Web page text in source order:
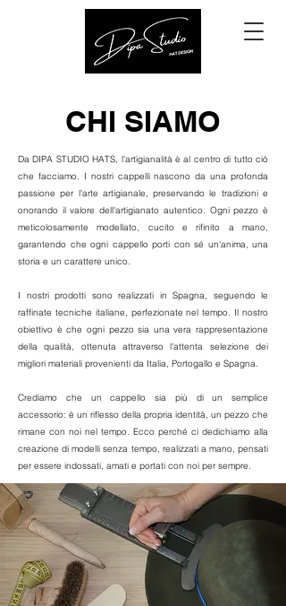
CHI SIAMO
Da DIPA STUDIO HATS, l'artigianalità è al centro di tutto ciò
che facciamo. I nostri cappelli nascono da una profonda
passione per l'arte artigianale, preservando le tradizioni e
onorando il valore dell'artigianato autentico. Ogni pezzo è
meticolosamente modellato, cucito e rifinito a mano,
garantendo che ogni cappello porti con sé un'anima, una
storia e un carattere unico.
I nostri prodotti sono realizzati in Spagna, seguendo le
raffinate tecniche italiane, perfezionate nel tempo. Il nostro
obiettivo è che ogni pezzo sia una vera rappresentazione
della qualità, ottenuta attraverso l'attenta selezione dei
migliori materiali provenienti da Italia, Portogallo e Spagna.
Crediamo che un cappello sia più di un semplice
accessorio: è un riflesso della propria identità, un pezzo che
rimane con noi nel tempo. Ecco perché ci dedichiamo alla
creazione di modelli senza tempo, realizzati a mano, pensati
per essere indossati, amati e portati con noi per sempre.